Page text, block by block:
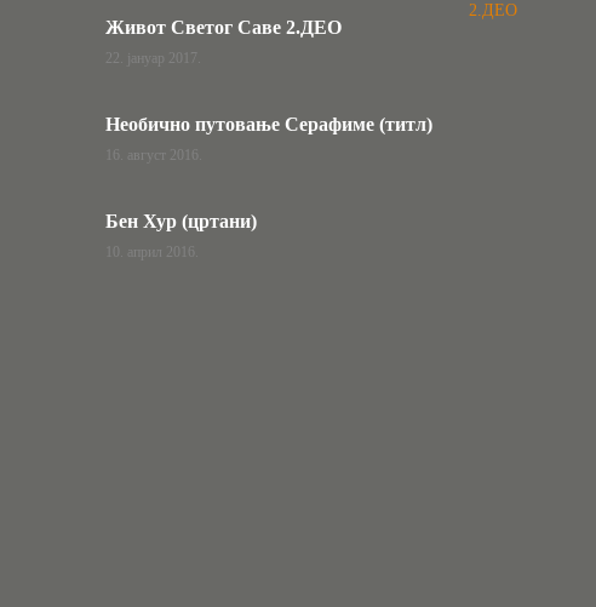
Живот Светог Саве 2.ДЕО
22. јануар 2017.
Необично путовање Серафиме (титл)
16. август 2016.
Бен Хур (цртани)
10. април 2016.
2.ДЕО